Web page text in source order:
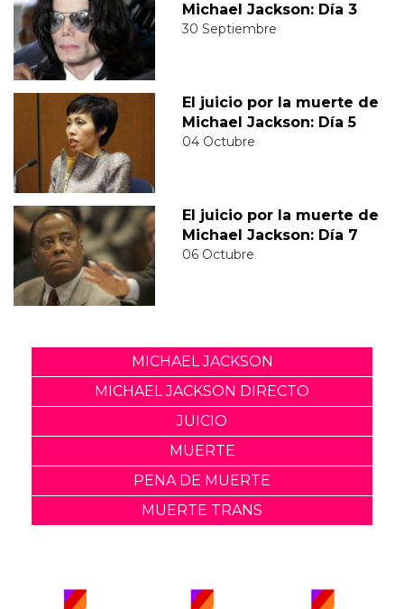
Michael Jackson: Día 3
30 Septiembre
El juicio por la muerte de
Michael Jackson: Día 5
04 Octubre
El juicio por la muerte de
Michael Jackson: Día 7
06 Octubre
MICHAEL JACKSON
MICHAEL JACKSON DIRECTO
JUICIO
MUERTE
PENA DE MUERTE
MUERTE TRANS